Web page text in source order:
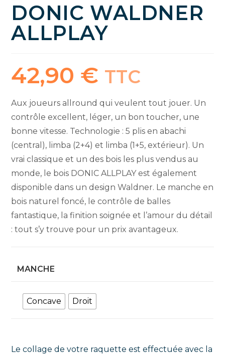
DONIC WALDNER
ALLPLAY
42,90 € TTC
Aux joueurs allround qui veulent tout jouer. Un
contrôle excellent, léger, un bon toucher, une
bonne vitesse. Technologie : 5 plis en abachi
(central), limba (2+4) et limba (1+5, extérieur). Un
vrai classique et un des bois les plus vendus au
monde, le bois DONIC ALLPLAY est également
disponible dans un design Waldner. Le manche en
bois naturel foncé, le contrôle de balles
fantastique, la finition soignée et l’amour du détail
: tout s’y trouve pour un prix avantageux.
MANCHE
Concave Droit
Le collage de votre raquette est effectuée avec la